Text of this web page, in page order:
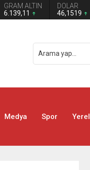
GRAM ALTIN
6.139,11
DOLAR
46,1519
Medya Spor Yerel